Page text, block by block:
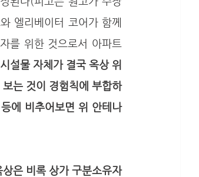
엘리베이터 코어가 함께
를 위한 것으로서 아파트
설물 자체가 결국 옥상 위
는 것이 경험칙에 부합하
에 비추어보면 위 안테나
은 비록 상가 구분소유자